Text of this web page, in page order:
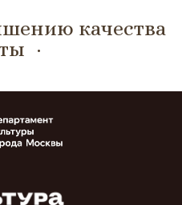
качества